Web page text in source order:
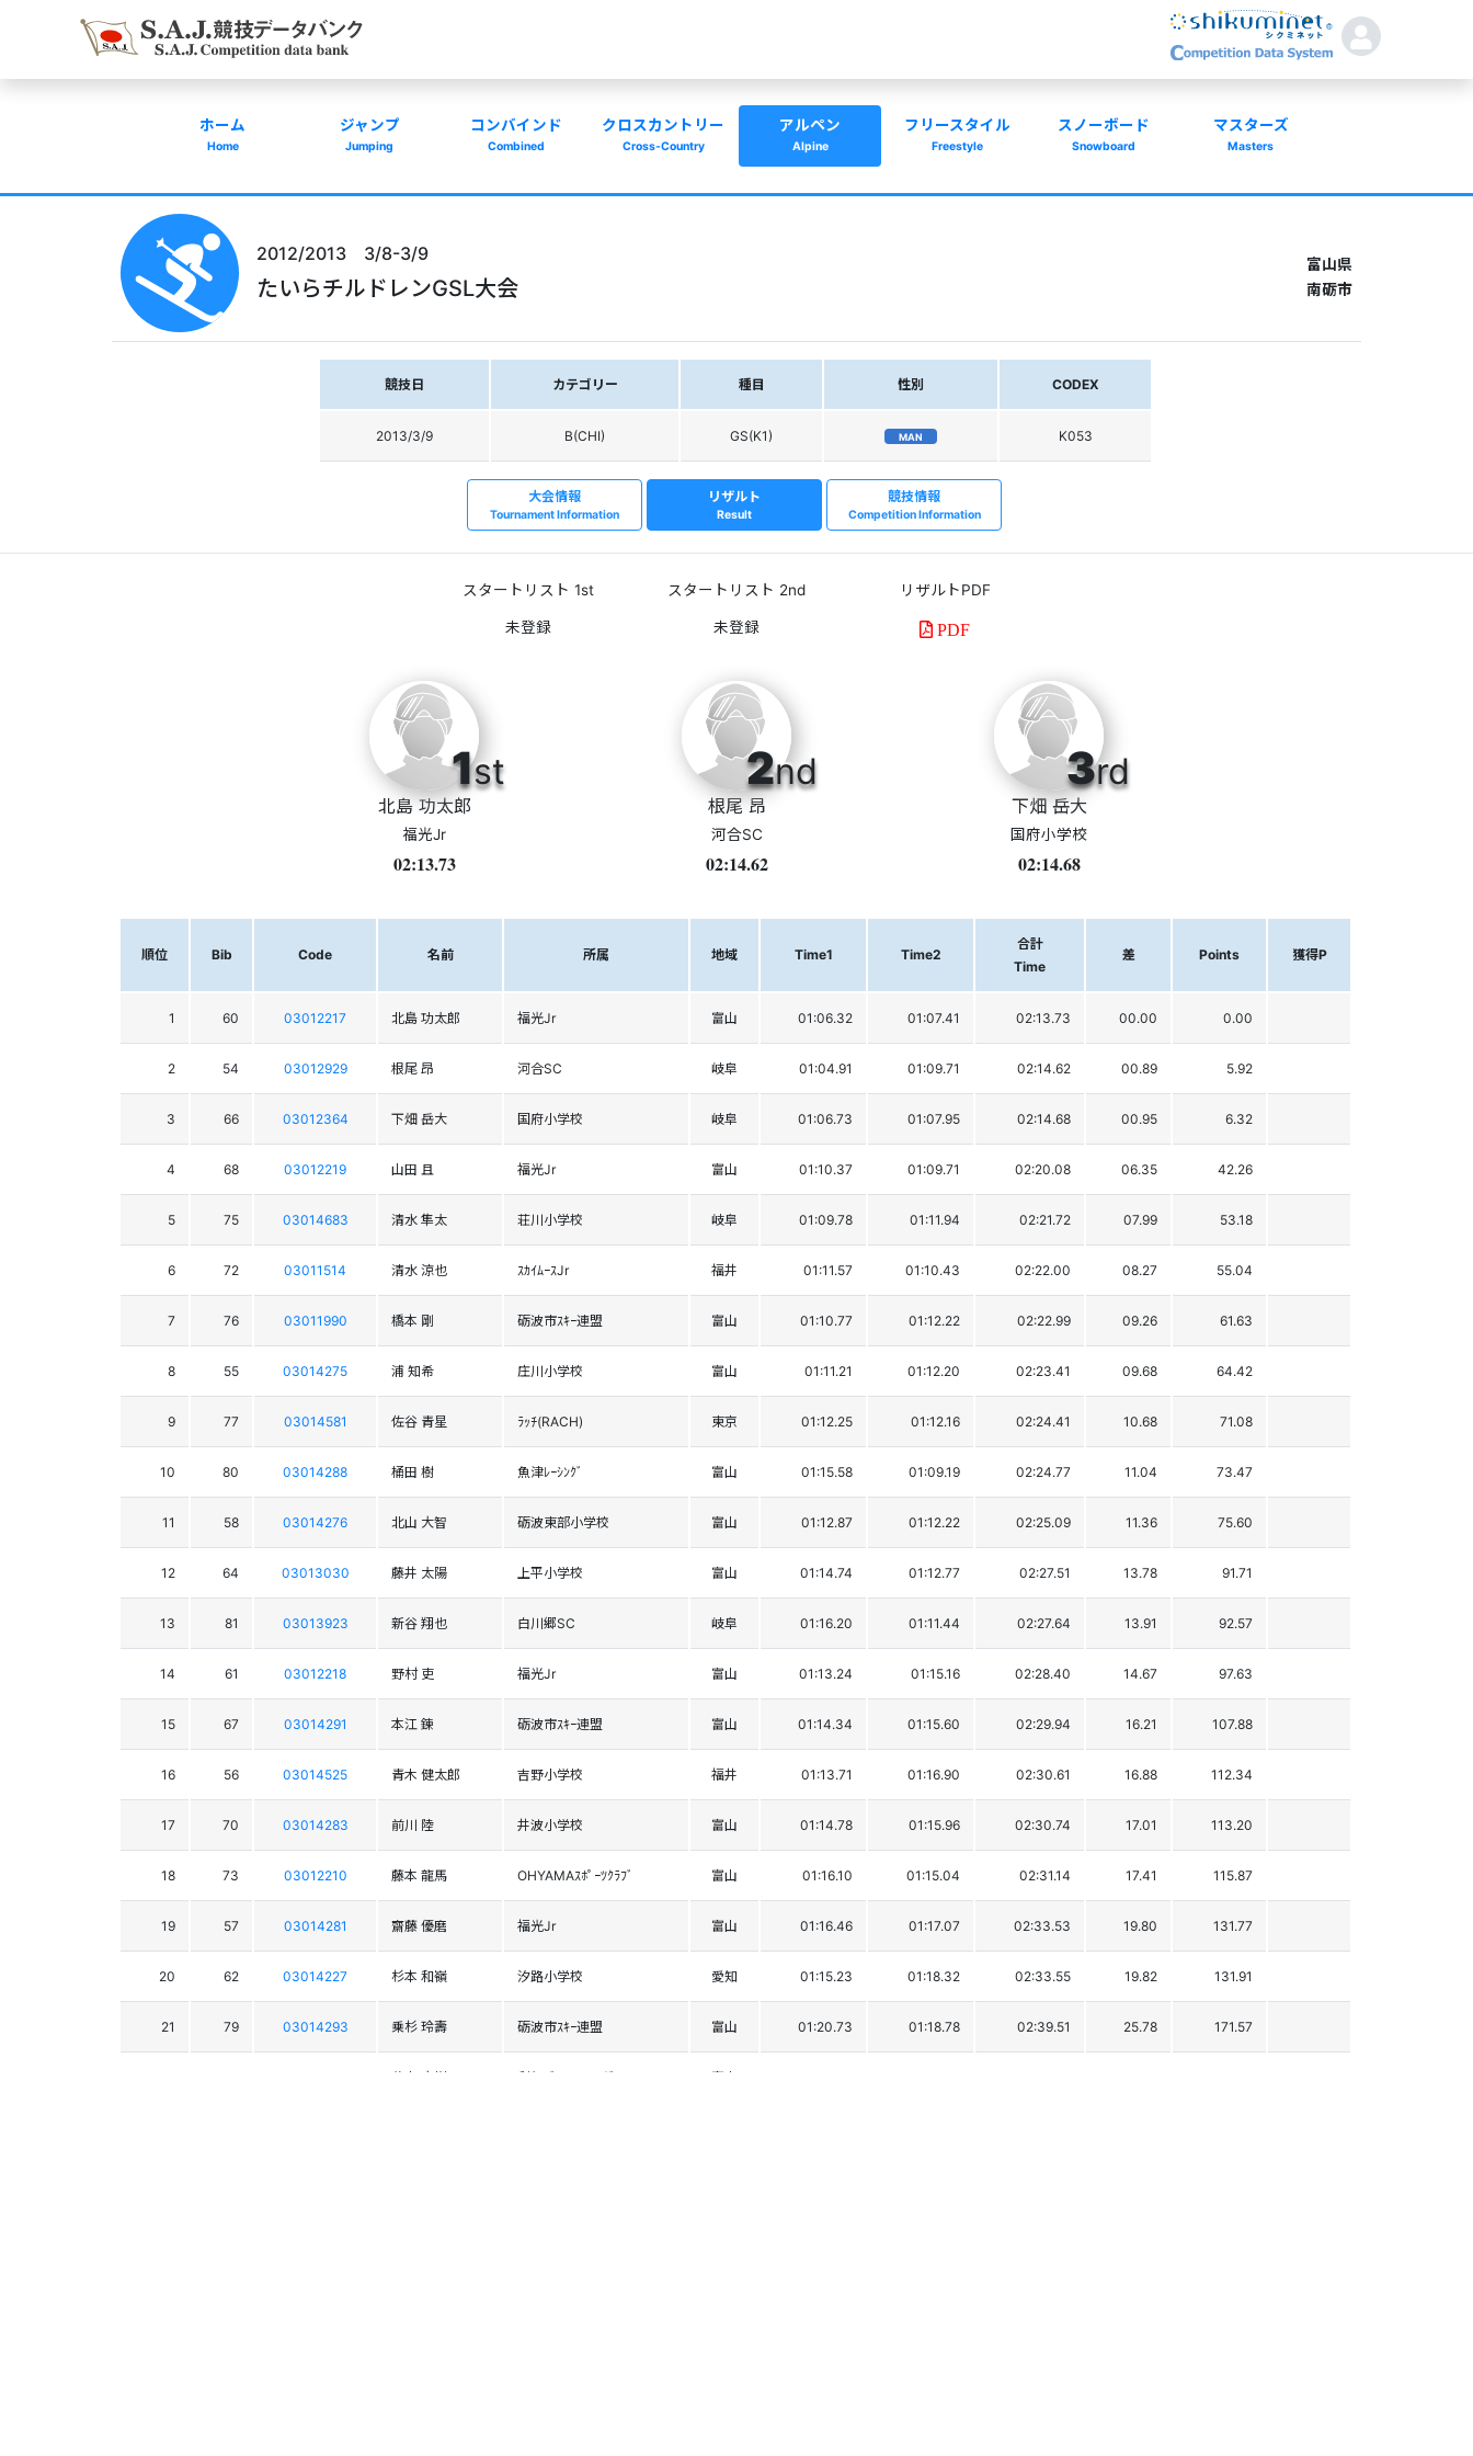
ホーム
Home
ジャンプ
Jumping
コンバインド
Combined
クロスカントリー
Cross-Country
アルペン
Alpine
フリースタイル
Freestyle
スノーボード
Snowboard
マスターズ
Masters
2012/2013 3/8-3/9
たいらチルドレンGSL大会
富山県
南砺市
競技日 カテゴリー 種目 性別 CODEX
2013/3/9 B(CHI) GS(K1) MAN K053
大会情報
Tournament Information
リザルト
Result
競技情報
Competition Information
スタートリスト 1st スタートリスト 2nd リザルトPDF
PDF
1st
北島 功太郎
福光Jr
02:13.73
2nd
根尾 昂
河合SC
02:14.62
3rd
下畑 岳大
国府小学校
02:14.68
順位 Bib Code 名前 所属 地域 Time1 Time2
合計
Time
差 Points 獲得P
1 60 03012217 北島 功太郎 福光Jr 富山 01:06.32 01:07.41 02:13.73 00.00 0.00
2 54 03012929 根尾 昂 河合SC 岐阜 01:04.91 01:09.71 02:14.62 00.89 5.92
3 66 03012364 下畑 岳大 国府小学校 岐阜 01:06.73 01:07.95 02:14.68 00.95 6.32
4 68 03012219 山田 且 福光Jr 富山 01:10.37 01:09.71 02:20.08 06.35 42.26
5 75 03014683 清水 隼太 荘川小学校 岐阜 01:09.78 01:11.94 02:21.72 07.99 53.18
6 72 03011514 清水 涼也 ｽｶｲﾑｰｽJr 福井 01:11.57 01:10.43 02:22.00 08.27 55.04
7 76 03011990 橋本 剛 砺波市ｽｷｰ連盟 富山 01:10.77 01:12.22 02:22.99 09.26 61.63
8 55 03014275 浦 知希 庄川小学校 富山 01:11.21 01:12.20 02:23.41 09.68 64.42
9 77 03014581 佐谷 青星 ﾗｯﾁ(RACH) 東京 01:12.25 01:12.16 02:24.41 10.68 71.08
10 80 03014288 桶田 樹 魚津ﾚｰｼﾝｸﾞ 富山 01:15.58 01:09.19 02:24.77 11.04 73.47
11 58 03014276 北山 大智 砺波東部小学校 富山 01:12.87 01:12.22 02:25.09 11.36 75.60
12 64 03013030 藤井 太陽 上平小学校 富山 01:14.74 01:12.77 02:27.51 13.78 91.71
13 81 03013923 新谷 翔也 白川郷SC 岐阜 01:16.20 01:11.44 02:27.64 13.91 92.57
14 61 03012218 野村 吏 福光Jr 富山 01:13.24 01:15.16 02:28.40 14.67 97.63
15 67 03014291 本江 錬 砺波市ｽｷｰ連盟 富山 01:14.34 01:15.60 02:29.94 16.21 107.88
16 56 03014525 青木 健太郎 吉野小学校 福井 01:13.71 01:16.90 02:30.61 16.88 112.34
17 70 03014283 前川 陸 井波小学校 富山 01:14.78 01:15.96 02:30.74 17.01 113.20
18 73 03012210 藤本 龍馬 OHYAMAｽﾎﾟｰﾂｸﾗﾌﾞ 富山 01:16.10 01:15.04 02:31.14 17.41 115.87
19 57 03014281 齋藤 優磨 福光Jr 富山 01:16.46 01:17.07 02:33.53 19.80 131.77
20 62 03014227 杉本 和嶺 汐路小学校 愛知 01:15.23 01:18.32 02:33.55 19.82 131.91
21 79 03014293 乗杉 玲壽 砺波市ｽｷｰ連盟 富山 01:20.73 01:18.78 02:39.51 25.78 171.57
谷中 大樹 利賀ｼﾞｭﾆｱﾚｰｼﾝｸﾞ 富山